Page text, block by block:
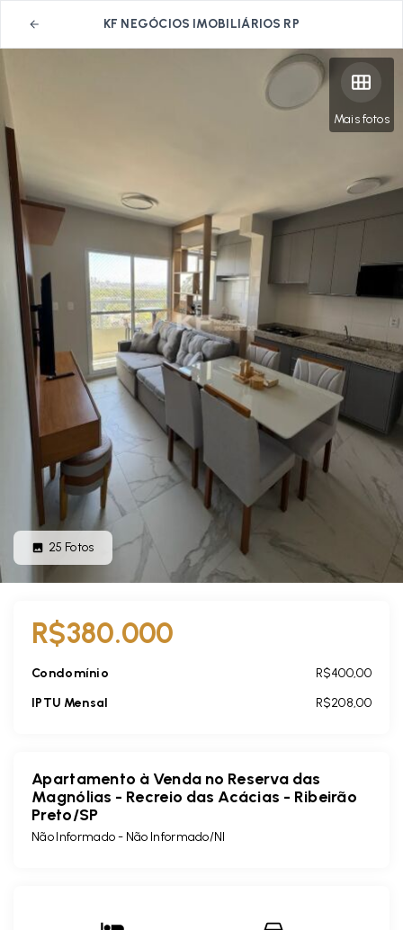
KF NEGÓCIOS IMOBILIÁRIOS RP
Mais fotos
25 Fotos
R$380.000
Condomínio
R$400,00
IPTU Mensal
R$208,00
Apartamento à Venda no Reserva das
Magnólias - Recreio das Acácias - Ribeirão
Preto/SP
Não Informado - Não Informado/NI